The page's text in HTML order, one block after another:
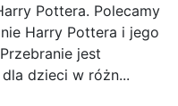
Pottera. Polecamy
Harry Pottera i jego
jest
dzieci w różn...